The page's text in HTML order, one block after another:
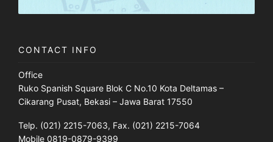
CONTACT INFO
Office
Ruko Spanish Square Blok C No.10 Kota Deltamas –
Cikarang Pusat, Bekasi – Jawa Barat 17550
Telp. (021) 2215-7063, Fax. (021) 2215-7064
Mobile 0819-0879-9399